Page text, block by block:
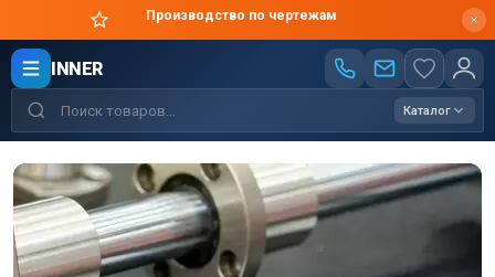
Производство по чертежам
INNER
Каталог